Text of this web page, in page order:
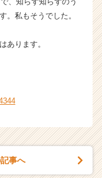
。私もそうでした。
あります。
事へ